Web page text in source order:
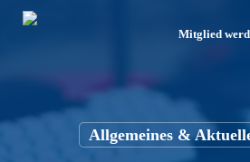
Skip
Mitglied
Allgemeines &